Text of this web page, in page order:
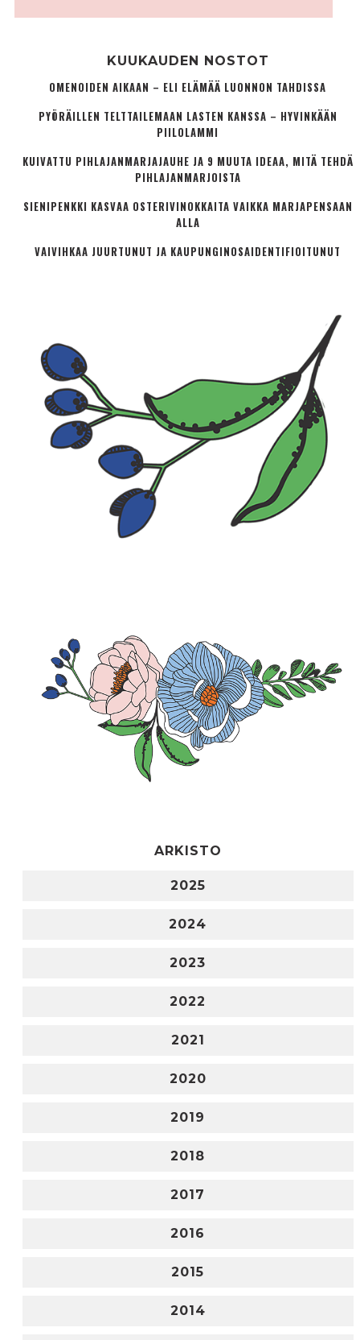
KUUKAUDEN NOSTOT
OMENOIDEN AIKAAN – ELI ELÄMÄÄ LUONNON TAHDISSA
PYÖRÄILLEN TELTTAILEMAAN LASTEN KANSSA – HYVINKÄÄN
PIILOLAMMI
KUIVATTU PIHLAJANMARJAJAUHE JA 9 MUUTA IDEAA, MITÄ TEHDÄ
PIHLAJANMARJOISTA
SIENIPENKKI KASVAA OSTERIVINOKKAITA VAIKKA MARJAPENSAAN
ALLA
VAIVIHKAA JUURTUNUT JA KAUPUNGINOSA­IDENTIFIOITUNUT
ARKISTO
2025
2024
2023
2022
2021
2020
2019
2018
2017
2016
2015
2014